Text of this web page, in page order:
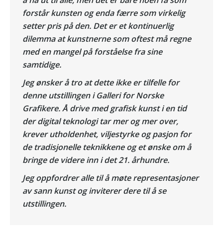
forstår kunsten og enda færre som virkelig
setter pris på den. Det er et kontinuerlig
dilemma at kunstnerne som oftest må regne
med en mangel på forståelse fra sine
samtidige.
Jeg ønsker å tro at dette ikke er tilfelle for
denne utstillingen i Galleri for Norske
Grafikere. Å drive med grafisk kunst i en tid
der digital teknologi tar mer og mer over,
krever utholdenhet, viljestyrke og pasjon for
de tradisjonelle teknikkene og et ønske om å
bringe de videre inn i det 21. århundre.
Jeg oppfordrer alle til å møte representasjoner
av sann kunst og inviterer dere til å se
utstillingen.